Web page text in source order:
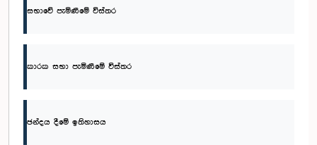
සභාවේ පැමිණීමේ විස්තර
කාරක සභා පැමිණීමේ විස්තර
ඡන්දය දීමේ ඉතිහාසය